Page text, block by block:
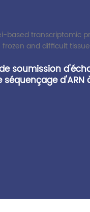
soumission
séquençage d'ARN